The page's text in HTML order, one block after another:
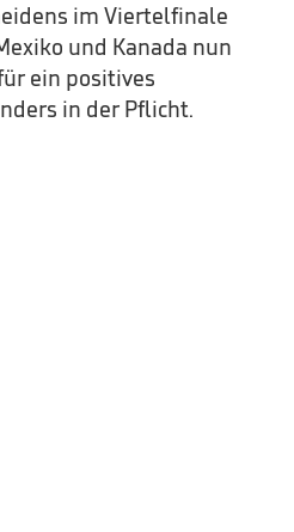
im Viertelfinale
und Kanada nun
ein positives
in der Pflicht.